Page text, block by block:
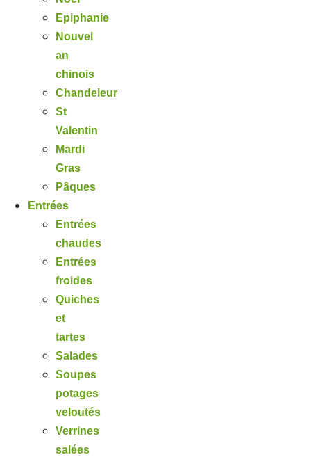
Epiphanie
Nouvel
an
chinois
Chandeleur
St
Valentin
Mardi
Gras
Pâques
Entrées
Entrées
chaudes
Entrées
froides
Quiches
et
tartes
Salades
Soupes
potages
veloutés
Verrines
salées